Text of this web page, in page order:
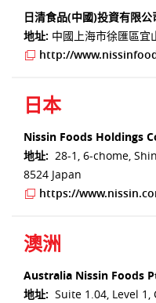
日清食品(中國)投資有限公
地址: 中國上海市徐匯區宜
http://
日本
Nissin Foods Holdings
地址: 28-1, 6-chome,
8524 Japan
https://
澳洲
Australia Nissin Foods
地址: Suite 1.04, Level